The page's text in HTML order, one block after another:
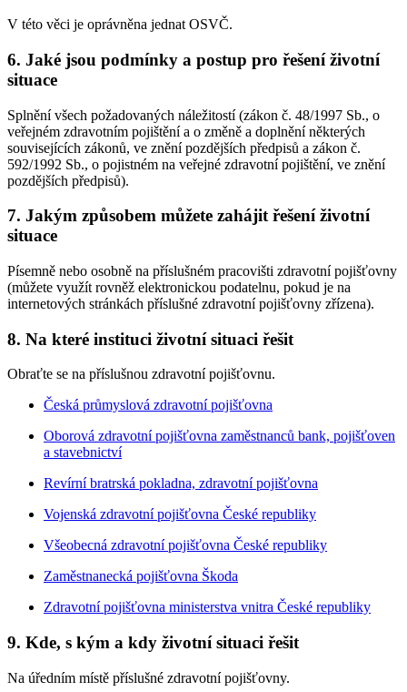
V této věci je oprávněna jednat OSVČ.
6. Jaké jsou podmínky a postup pro řešení životní
situace
Splnění všech požadovaných náležitostí (zákon č. 48/1997 Sb., o
veřejném zdravotním pojištění a o změně a doplnění některých
souvisejících zákonů, ve znění pozdějších předpisů a zákon č.
592/1992 Sb., o pojistném na veřejné zdravotní pojištění, ve znění
pozdějších předpisů).
7. Jakým způsobem můžete zahájit řešení životní
situace
Písemně nebo osobně na příslušném pracovišti zdravotní pojišťovny
(můžete využít rovněž elektronickou podatelnu, pokud je na
internetových stránkách příslušné zdravotní pojišťovny zřízena).
8. Na které instituci životní situaci řešit
Obraťte se na příslušnou zdravotní pojišťovnu.
Česká průmyslová zdravotní pojišťovna
Oborová zdravotní pojišťovna zaměstnanců bank, pojišťoven
a stavebnictví
Revírní bratrská pokladna, zdravotní pojišťovna
Vojenská zdravotní pojišťovna České republiky
Všeobecná zdravotní pojišťovna České republiky
Zaměstnanecká pojišťovna Škoda
Zdravotní pojišťovna ministerstva vnitra České republiky
9. Kde, s kým a kdy životní situaci řešit
Na úředním místě příslušné zdravotní pojišťovny.